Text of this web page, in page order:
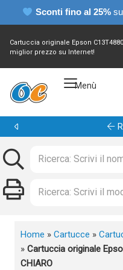
Sconti fino al 25%
Cartuccia originale Epson
miglior prezzo su Internet!
Menù
Home » Cartucce »
» Cartuccia originale
CHIARO